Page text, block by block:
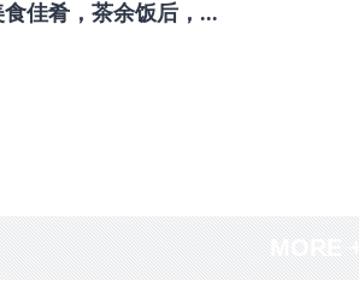
佳肴，茶余饭后，...